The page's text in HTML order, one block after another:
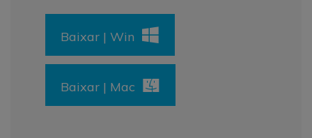
Baixar | Win
Baixar | Mac